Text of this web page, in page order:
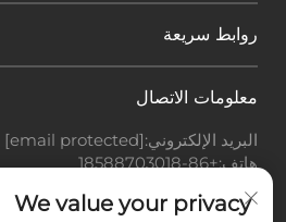
روابط سريعة
معلومات الاتصال
البريد الإلكتروني:[email protected]
هاتف:+86-18588703018
باييون، مدينة قوانغتشو، مقاطعة قوانغدونغ
We value your privacy